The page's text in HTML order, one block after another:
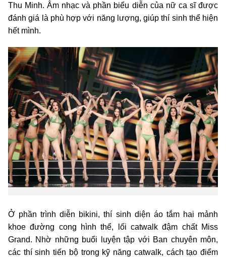
Thu Minh. Âm nhạc và phần biểu diễn của nữ ca sĩ được
đánh giá là phù hợp với năng lượng, giúp thí sinh thể hiện
hết mình.
Ở phần trình diễn bikini, thí sinh diện áo tắm hai mảnh
khoe đường cong hình thể, lối catwalk đậm chất Miss
Grand. Nhờ những buổi luyện tập với Ban chuyên môn,
các thí sinh tiến bộ trong kỹ năng catwalk, cách tạo điểm